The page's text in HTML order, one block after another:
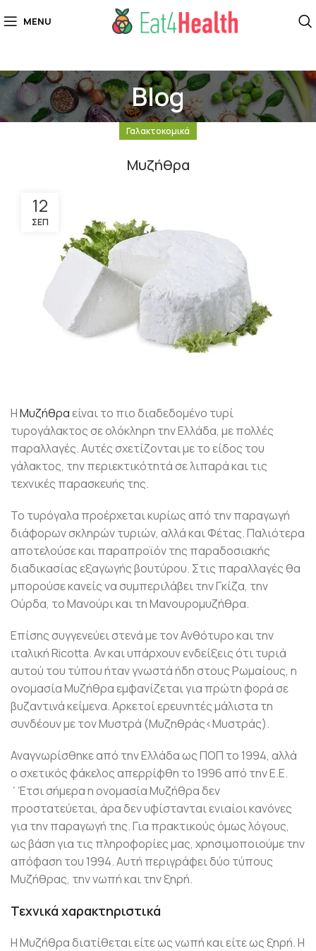
MENU
Blog
Γαλακτοκομικά
Μυζήθρα
12
ΣΕΠ
ΗΜυζήθραείναι το πιο διαδεδομένο τυρί
τυρογάλακτος σε ολόκληρη την Ελλάδα, με πολλές
παραλλαγές. Aυτές σχετίζονται με το είδος του
γάλακτος, την περιεκτικότητά σε λιπαρά και τις
τεχνικές παρασκευής της.
Το τυρόγαλα προέρχεται κυρίως από την παραγωγή
διάφορων σκληρών τυριών, αλλά και Φέτας. Παλιότερα
αποτελούσε και παραπροϊόν της παραδοσιακής
διαδικασίας εξαγωγής βουτύρου. Στις παραλλαγές θα
μπορούσε κανείς να συμπεριλάβει την Γκίζα, την
Ούρδα, το Μανούρι και τη Μανουρομυζήθρα.
Επίσης συγγενεύει στενά με τον Ανθότυρο και την
ιταλική Ricotta. Αν και υπάρχουν ενδείξεις ότι τυριά
αυτού του τύπου ήταν γνωστά ήδη στους Ρωμαίους, η
ονομασία Μυζήθρα εμφανίζεται για πρώτη φορά σε
βυζαντινά κείμενα. Αρκετοί ερευνητές μάλιστα τη
συνδέουν με τον Μυστρά (Μυζηθράς<Μυστράς).
Αναγνωρίσθηκε από την Ελλάδα ως ΠΟΠ το 1994, αλλά
ο σχετικός φάκελος απερρίφθη το 1996 από την Ε.Ε.
΄Έτσι σήμερα η ονομασία Μυζήθρα δεν
προστατεύεται, άρα δεν υφίστανται ενιαίοι κανόνες
για την παραγωγή της. Για πρακτικούς όμως λόγους,
ως βάση για τις πληροφορίες μας, χρησιμοποιούμε την
απόφαση του 1994. Αυτή περιγράφει δύο τύπους
Μυζήθρας, την νωπή και την ξηρή.
Τεχνικά χαρακτηριστικά
Η Μυζήθρα διατίθεται είτε ως νωπή και είτε ως ξηρή. Η